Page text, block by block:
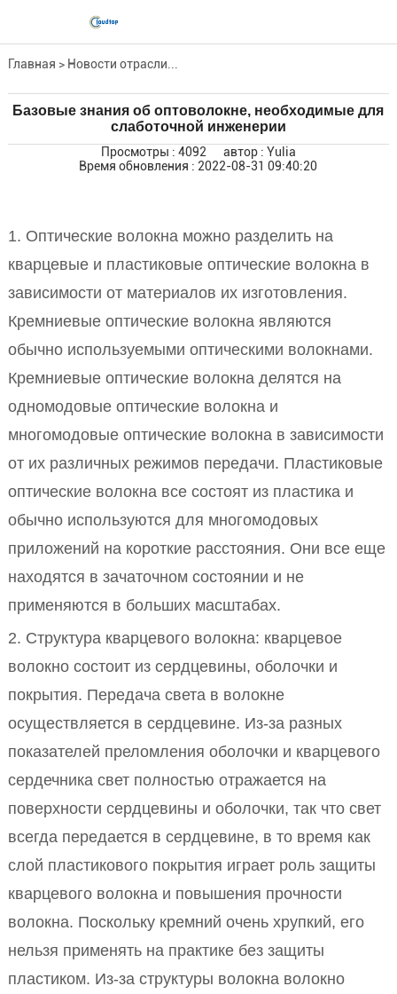
Главная > Новости отрасли...
Базовые знания об оптоволокне, необходимые для
слаботочной инженерии
Просмотры : 4092
автор : Yulia
Время обновления : 2022-08-31 09:40:20
1. Оптические волокна можно разделить на
кварцевые и пластиковые оптические волокна в
зависимости от материалов их изготовления.
Кремниевые оптические волокна являются
обычно используемыми оптическими волокнами.
Кремниевые оптические волокна делятся на
одномодовые оптические волокна и
многомодовые оптические волокна в зависимости
от их различных режимов передачи. Пластиковые
оптические волокна все состоят из пластика и
обычно используются для многомодовых
приложений на короткие расстояния. Они все еще
находятся в зачаточном состоянии и не
применяются в больших масштабах.
2. Структура кварцевого волокна: кварцевое
волокно состоит из сердцевины, оболочки и
покрытия. Передача света в волокне
осуществляется в сердцевине. Из-за разных
показателей преломления оболочки и кварцевого
сердечника свет полностью отражается на
поверхности сердцевины и оболочки, так что свет
всегда передается в сердцевине, в то время как
слой пластикового покрытия играет роль защиты
кварцевого волокна и повышения прочности
волокна. Поскольку кремний очень хрупкий, его
нельзя применять на практике без защиты
пластиком. Из-за структуры волокна волокно